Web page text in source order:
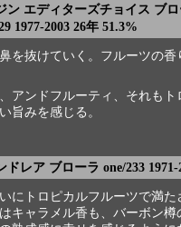
ン エディターズチョイス ブロ
1977-2003 26年 51.3%
を抜けていく。フルーツの香
アンドフルーティ、それもト
旨みを感じる。
レア ブローラ one/233 1971-
にトロピカルフルーツで満た
キャラメル香も、バーボン樽